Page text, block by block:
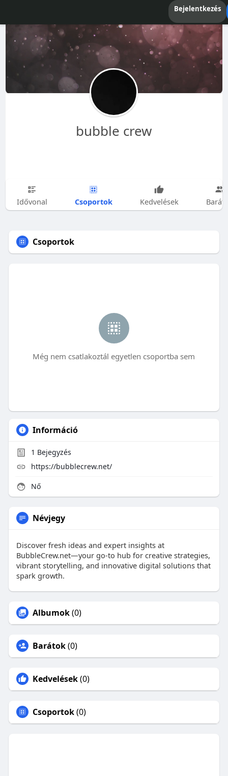
Bejelentkezés
bubble crew
Idővonal Csoportok Kedvelések
Csoportok
Még nem csatlakoztál egyetlen csoportba sem
Információ
1 Bejegyzés
https://bubblecrew.net/
Nő
Névjegy
Discover fresh ideas and expert insights at
BubbleCrew.net—your go‑to hub for creative strategies,
vibrant storytelling, and innovative digital solutions that
spark growth.
Albumok(0)
Barátok(0)
Kedvelések(0)
Csoportok(0)